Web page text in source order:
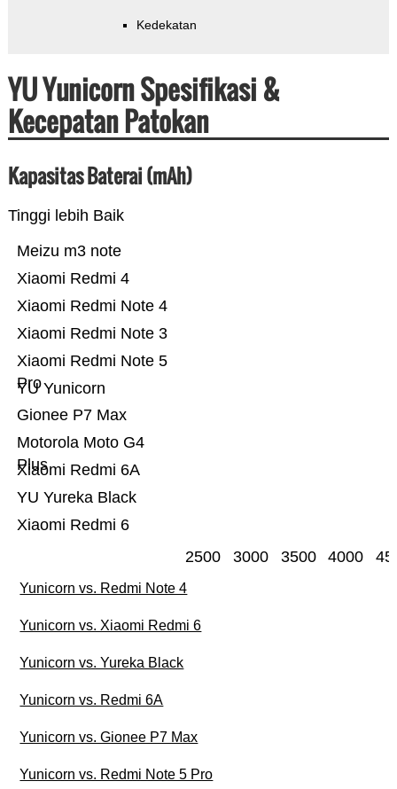
Kedekatan
YU Yunicorn Spesifikasi &
Kecepatan Patokan
Kapasitas Baterai (mAh)
Tinggi lebih Baik
Xiaomi Redmi 6
YU Yureka Black
Xiaomi Redmi 6A
Motorola Moto G4
Plus
Gionee P7 Max
YU Yunicorn
Xiaomi Redmi Note 5
Pro
Xiaomi Redmi Note 3
Xiaomi Redmi Note 4
Xiaomi Redmi 4
Meizu m3 note
2500 3000 3500 4000
Yunicorn vs. Redmi Note 4
Yunicorn vs. Xiaomi Redmi 6
Yunicorn vs. Yureka Black
Yunicorn vs. Redmi 6A
Yunicorn vs. Gionee P7 Max
Yunicorn vs. Redmi Note 5 Pro